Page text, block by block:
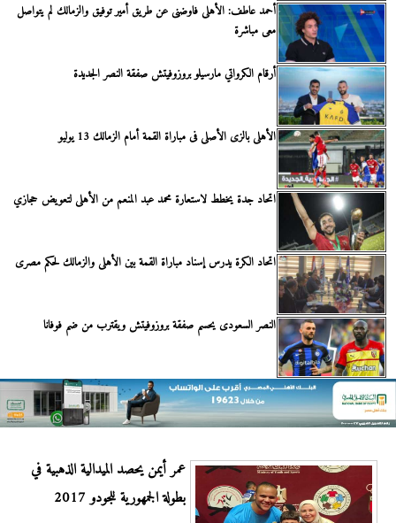
أحمد عاطف: الأهلى فاوضنى عن طريق أمير توفيق والزمالك لم يتواصل
معى مباشرة
أرقام الكرواتي مارسيلو بروزوفيتش صفقة النصر الجديدة
الأهلى بالزى الأصلى فى مباراة القمة أمام الزمالك 13 يوليو
اتحاد جدة يخطط لاستعارة محمد عبد المنعم من الأهلى لتعويض حجازي
اتحاد الكرة يدرس إسناد مباراة القمة بين الأهلى والزمالك لحكم مصرى
النصر السعودى يحسم صفقة بروزوفيتش ويقترب من ضم فوفانا
عمر أيمن يحصد الميدالية الذهبية في
بطولة الجمهورية للجودو 2017